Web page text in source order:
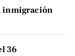
inmigración
36